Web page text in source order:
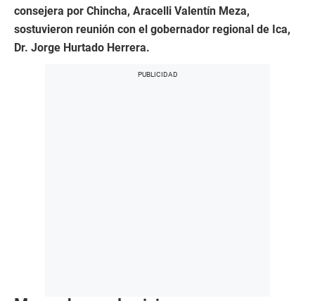
consejera por Chincha, Aracelli Valentín Meza,
sostuvieron reunión con el gobernador regional de Ica,
Dr. Jorge Hurtado Herrera.